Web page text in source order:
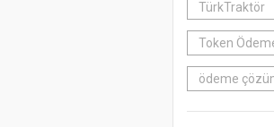
TürkTraktör
Token
ödeme